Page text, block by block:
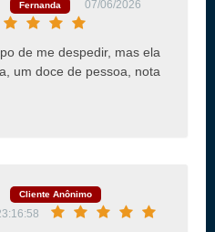
Fernanda
07/06/2026
de me despedir, mas ela
um doce de pessoa, nota
Cliente Anônimo